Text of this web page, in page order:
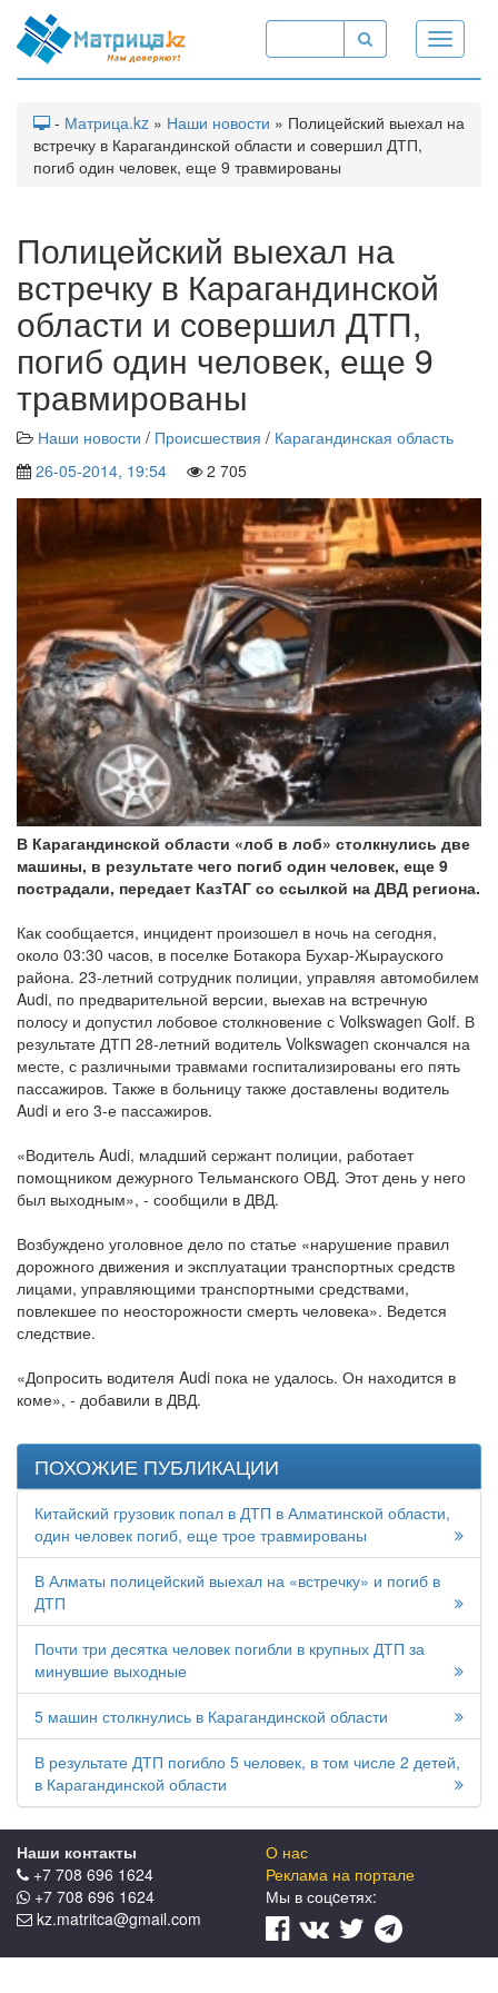
Toggle
- Матрица.kz » Наши новости » Полицейский выехал на
встречку в Карагандинской области и совершил ДТП,
погиб один человек, еще 9 травмированы
Полицейский выехал на
встречку в Карагандинской
области и совершил ДТП,
погиб один человек, еще 9
травмированы
Наши новости / Происшествия / Карагандинская область
26-05-2014, 19:54
2 705
В Карагандинской области «лоб в лоб» столкнулись две
машины, в результате чего погиб один человек, еще 9
пострадали, передает КазТАГ со ссылкой на ДВД региона.
Как сообщается, инцидент произошел в ночь на сегодня,
около 03:30 часов, в поселке Ботакора Бухар-Жырауского
района. 23-летний сотрудник полиции, управляя автомобилем
Audi, по предварительной версии, выехав на встречную
полосу и допустил лобовое столкновение с Volkswagen Golf. В
результате ДТП 28-летний водитель Volkswagen скончался на
месте, с различными травмами госпитализированы его пять
пассажиров. Также в больницу также доставлены водитель
Audi и его 3-е пассажиров.
«Водитель Audi, младший сержант полиции, работает
помощником дежурного Тельманского ОВД. Этот день у него
был выходным», - сообщили в ДВД.
Возбуждено уголовное дело по статье «нарушение правил
дорожного движения и эксплуатации транспортных средств
лицами, управляющими транспортными средствами,
повлекшее по неосторожности смерть человека». Ведется
следствие.
«Допросить водителя Audi пока не удалось. Он находится в
коме», - добавили в ДВД.
ПОХОЖИЕ ПУБЛИКАЦИИ
Китайский грузовик попал в ДТП в Алматинской области,
один человек погиб, еще трое травмированы
В Алматы полицейский выехал на «встречку» и погиб в
ДТП
Почти три десятка человек погибли в крупных ДТП за
минувшие выходные
5 машин столкнулись в Карагандинской области
В результате ДТП погибло 5 человек, в том числе 2 детей,
в Карагандинской области
Наши контакты
+7 708 696 1624
+7 708 696 1624
kz.matritca@gmail.com
О нас
Реклама на портале
Мы в соцcетях: